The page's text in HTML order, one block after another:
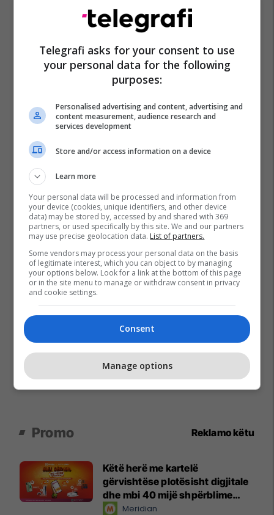
Komuna E Ulqinit
Promo Reklamo këtu
Këtë herë me kartelë
gërvishtëse plotësisht digjitale
dhe mbi 40 mijë shpërblime
instant!Meridian
Telegrafi asks for your consent to use
your personal data for the following
purposes:
Personalised advertising and content, advertising and
content measurement, audience research and
services development
Store and/or access information on a device
Learn more
Your personal data will be processed and information from
your device (cookies, unique identifiers, and other device
data) may be stored by, accessed by and shared with 369
partners, or used specifically by this site. We and our partners
may use precise geolocation data. List of partners.
Some vendors may process your personal data on the basis
of legitimate interest, which you can object to by managing
your options below. Look for a link at the bottom of this page
or in the site menu to manage or withdraw consent in privacy
and cookie settings.
Consent
Manage options